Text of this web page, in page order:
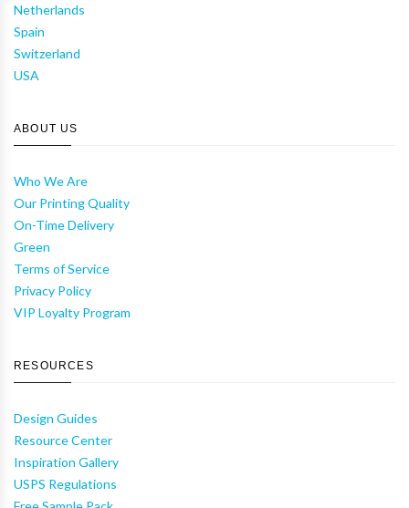
Netherlands
Spain
Switzerland
USA
ABOUT US
Who We Are
Our Printing Quality
On-Time Delivery
Green
Terms of Service
Privacy Policy
VIP Loyalty Program
RESOURCES
Design Guides
Resource Center
Inspiration Gallery
USPS Regulations